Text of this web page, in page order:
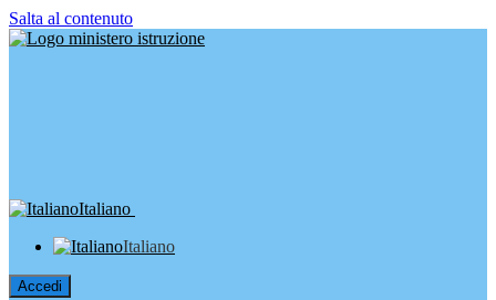
Salta al contenuto
Italiano
Italiano
Accedi